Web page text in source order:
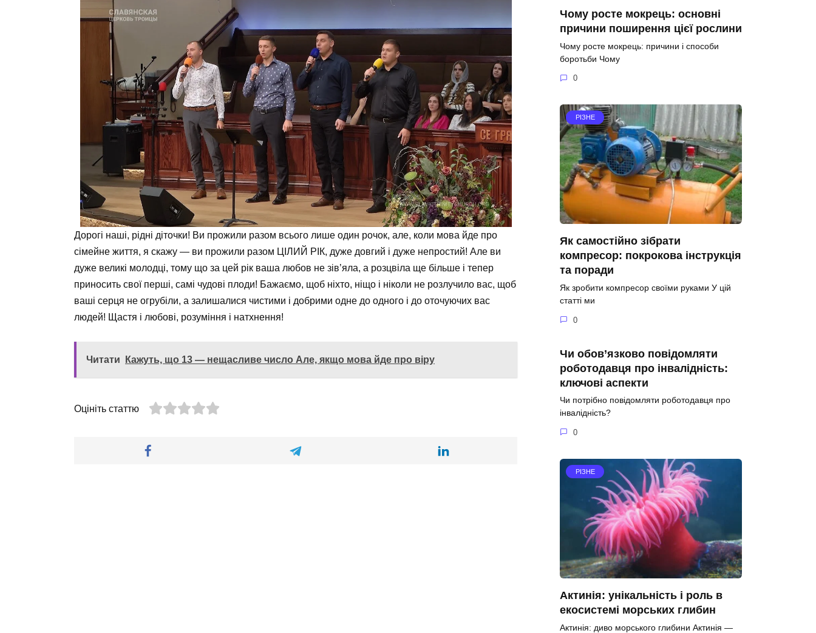
Дорогі наші, рідні діточки! Ви прожили разом всього лише один рочок, але, коли мова йде про
сімейне життя, я скажу — ви прожили разом ЦІЛИЙ РІК, дуже довгий і дуже непростий! Але ви
дуже великі молодці, тому що за цей рік ваша любов не зів’яла, а розцвіла ще більше і тепер
приносить свої перші, самі чудові плоди! Бажаємо, щоб ніхто, ніщо і ніколи не розлучило вас, щоб
ваші серця не огрубіли, а залишалися чистими і добрими одне до одного і до оточуючих вас
людей! Щастя і любові, розуміння і натхнення!
Читати Кажуть, що 13 — нещасливе число Але, якщо мова йде про віру
Оцініть статтю
Чому росте мокрець: основні
причини поширення цієї рослини
Чому росте мокрець: причини і способи
боротьби Чому
0
РІЗНЕ
Як самостійно зібрати
компресор: покрокова інструкція
та поради
Як зробити компресор своїми руками У цій
статті ми
0
Чи обов’язково повідомляти
роботодавця про інвалідність:
ключові аспекти
Чи потрібно повідомляти роботодавця про
інвалідність?
0
РІЗНЕ
Актинія: унікальність і роль в
екосистемі морських глибин
Актинія: диво морського глибини Актинія —